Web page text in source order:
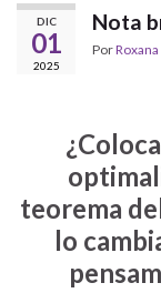
DIC
01
2025
Nota
Por
teorema
lo